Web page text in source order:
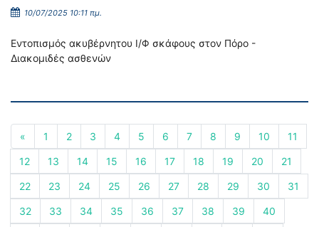
10/07/2025 10:11 πμ.
Εντοπισμός ακυβέρνητου Ι/Φ σκάφους στον Πόρο -
Διακομιδές ασθενών
« 1 2 3 4 5 6 7 8 9 10 11
12 13 14 15 16 17 18 19 20 21
22 23 24 25 26 27 28 29 30 31
32 33 34 35 36 37 38 39 40